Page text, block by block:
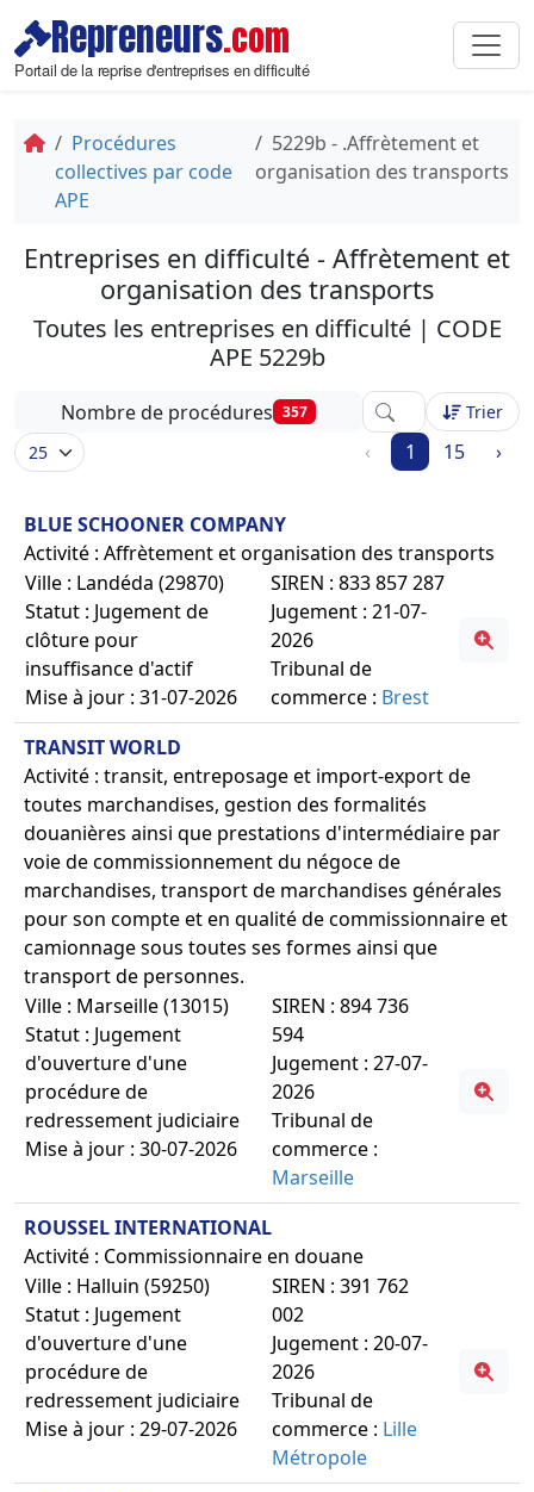
Repreneurs.com
Portail de la reprise d'entreprises en difficulté
Procédures
collectives par code
APE
5229b - .Affrètement et
organisation des transports
Entreprises en difficulté - Affrètement et
organisation des transports
Toutes les entreprises en difficulté | CODE
APE 5229b
Nombre de procédures 357 Affinez votreTrier
‹ 1 15 ›
BLUE SCHOONER COMPANY
Activité : Affrètement et organisation des transports
Ville : Landéda (29870)
Statut : Jugement de
clôture pour
insuffisance d'actif
Mise à jour : 31-07-2026
SIREN : 833 857 287
Jugement : 21-07-
2026
Tribunal de
commerce : Brest
TRANSIT WORLD
Activité : transit, entreposage et import-export de
toutes marchandises, gestion des formalités
douanières ainsi que prestations d'intermédiaire par
voie de commissionnement du négoce de
marchandises, transport de marchandises générales
pour son compte et en qualité de commissionnaire et
camionnage sous toutes ses formes ainsi que
transport de personnes.
Ville : Marseille (13015)
Statut : Jugement
d'ouverture d'une
procédure de
redressement judiciaire
Mise à jour : 30-07-2026
SIREN : 894 736
594
Jugement : 27-07-
2026
Tribunal de
commerce :
Marseille
ROUSSEL INTERNATIONAL
Activité : Commissionnaire en douane
Ville : Halluin (59250)
Statut : Jugement
d'ouverture d'une
procédure de
redressement judiciaire
Mise à jour : 29-07-2026
SIREN : 391 762
002
Jugement : 20-07-
2026
Tribunal de
commerce : Lille
Métropole